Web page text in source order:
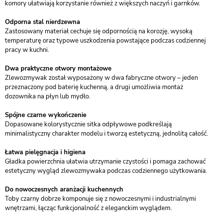
komory ułatwiają korzystanie również z większych naczyń i garnków.
Odporna stal nierdzewna
Zastosowany materiał cechuje się odpornością na korozję, wysoką
temperaturę oraz typowe uszkodzenia powstające podczas codziennej
pracy w kuchni.
Dwa praktyczne otwory montażowe
Zlewozmywak został wyposażony w dwa fabryczne otwory – jeden
przeznaczony pod baterię kuchenną, a drugi umożliwia montaż
dozownika na płyn lub mydło.
Spójne czarne wykończenie
Dopasowane kolorystycznie sitka odpływowe podkreślają
minimalistyczny charakter modelu i tworzą estetyczną, jednolitą całość.
Łatwa pielęgnacja i higiena
Gładka powierzchnia ułatwia utrzymanie czystości i pomaga zachować
estetyczny wygląd zlewozmywaka podczas codziennego użytkowania.
Do nowoczesnych aranżacji kuchennych
Toby czarny dobrze komponuje się z nowoczesnymi i industrialnymi
wnętrzami, łącząc funkcjonalność z eleganckim wyglądem.